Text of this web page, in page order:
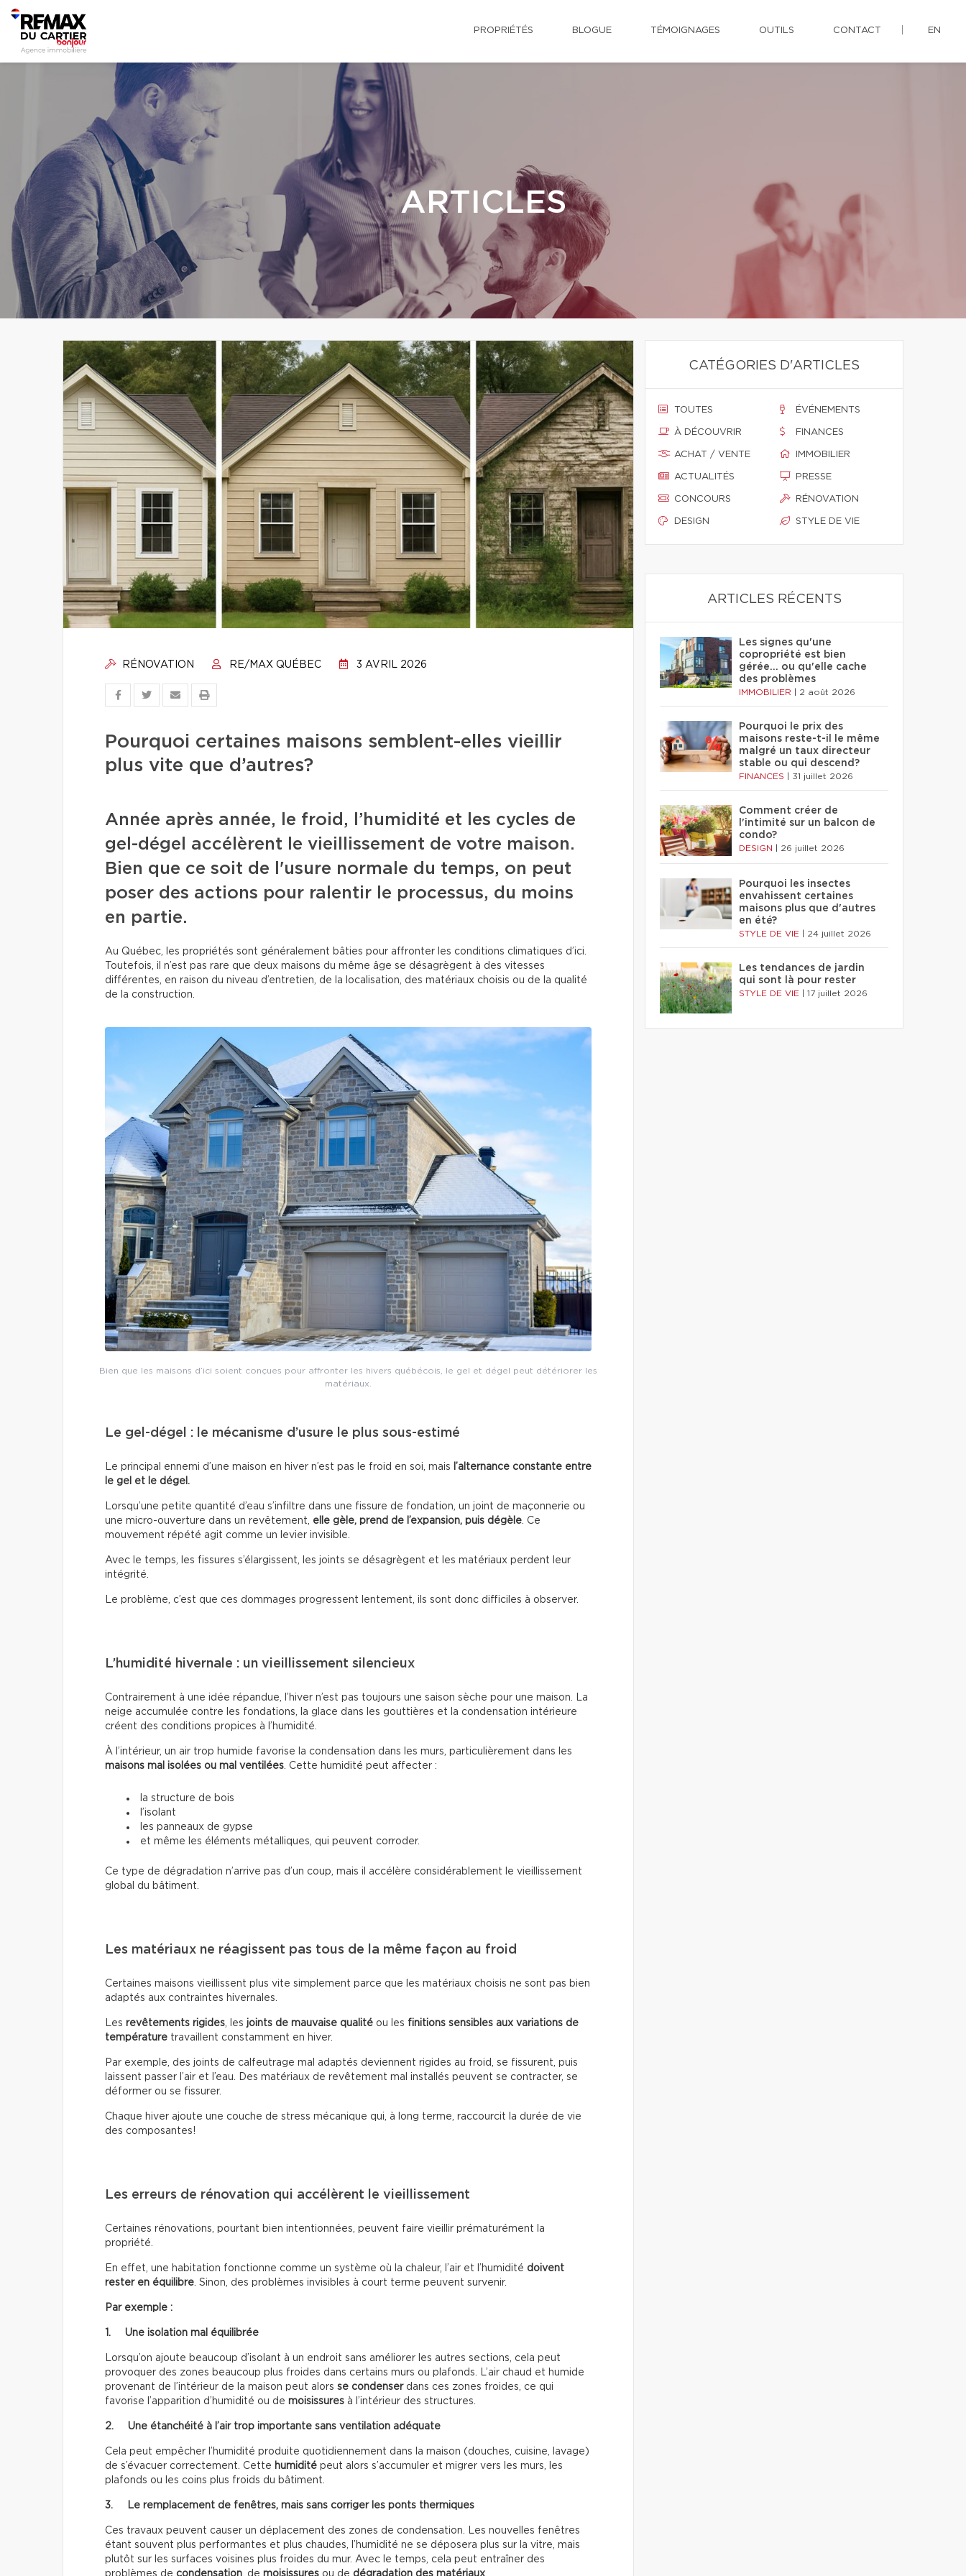
PROPRIÉTÉS BLOGUE TÉMOIGNAGES OUTILS CONTACT EN
ARTICLES
RÉNOVATION RE/MAX QUÉBEC 3 AVRIL 2026
Pourquoi certaines maisons semblent-elles vieillir
plus vite que d’autres?
Année après année, le froid, l’humidité et les cycles de
gel-dégel accélèrent le vieillissement de votre maison.
Bien que ce soit de l'usure normale du temps, on peut
poser des actions pour ralentir le processus, du moins
en partie.
Au Québec, les propriétés sont généralement bâties pour affronter les conditions climatiques d’ici.
Toutefois, il n’est pas rare que deux maisons du même âge se désagrègent à des vitesses
différentes, en raison du niveau d’entretien, de la localisation, des matériaux choisis ou de la qualité
de la construction.
Bien que les maisons d’ici soient conçues pour affronter les hivers québécois, le gel et dégel peut détériorer les
matériaux.
Le gel-dégel : le mécanisme d’usure le plus sous-estimé
Le principal ennemi d’une maison en hiver n’est pas le froid en soi, mais l’alternance constante entre
le gel et le dégel.
Lorsqu’une petite quantité d’eau s’infiltre dans une fissure de fondation, un joint de maçonnerie ou
une micro-ouverture dans un revêtement, elle gèle, prend de l’expansion, puis dégèle. Ce
mouvement répété agit comme un levier invisible.
Avec le temps, les fissures s’élargissent, les joints se désagrègent et les matériaux perdent leur
intégrité.
Le problème, c’est que ces dommages progressent lentement, ils sont donc difficiles à observer.
L’humidité hivernale : un vieillissement silencieux
Contrairement à une idée répandue, l’hiver n’est pas toujours une saison sèche pour une maison. La
neige accumulée contre les fondations, la glace dans les gouttières et la condensation intérieure
créent des conditions propices à l’humidité.
À l’intérieur, un air trop humide favorise la condensation dans les murs, particulièrement dans les
maisons mal isolées ou mal ventilées. Cette humidité peut affecter :
la structure de bois
l’isolant
les panneaux de gypse
et même les éléments métalliques, qui peuvent corroder.
Ce type de dégradation n’arrive pas d’un coup, mais il accélère considérablement le vieillissement
global du bâtiment.
Les matériaux ne réagissent pas tous de la même façon au froid
Certaines maisons vieillissent plus vite simplement parce que les matériaux choisis ne sont pas bien
adaptés aux contraintes hivernales.
Les revêtements rigides, les joints de mauvaise qualité ou les finitions sensibles aux variations de
température travaillent constamment en hiver.
Par exemple, des joints de calfeutrage mal adaptés deviennent rigides au froid, se fissurent, puis
laissent passer l’air et l’eau. Des matériaux de revêtement mal installés peuvent se contracter, se
déformer ou se fissurer.
Chaque hiver ajoute une couche de stress mécanique qui, à long terme, raccourcit la durée de vie
des composantes!
Les erreurs de rénovation qui accélèrent le vieillissement
Certaines rénovations, pourtant bien intentionnées, peuvent faire vieillir prématurément la
propriété.
En effet, une habitation fonctionne comme un système où la chaleur, l’air et l’humidité doivent
rester en équilibre. Sinon, des problèmes invisibles à court terme peuvent survenir.
Par exemple :
1. Une isolation mal équilibrée
Lorsqu’on ajoute beaucoup d’isolant à un endroit sans améliorer les autres sections, cela peut
provoquer des zones beaucoup plus froides dans certains murs ou plafonds. L’air chaud et humide
provenant de l’intérieur de la maison peut alors se condenserdans ces zones froides, ce qui
favorise l’apparition d’humidité ou de moisissures à l’intérieur des structures.
2. Une étanchéité à l’air trop importante sans ventilation adéquate
Cela peut empêcher l’humidité produite quotidiennement dans la maison (douches, cuisine, lavage)
de s’évacuer correctement. Cette humidité peut alors s’accumuler et migrer vers les murs, les
plafonds ou les coins plus froids du bâtiment.
3. Le remplacement de fenêtres, mais sans corriger les ponts thermiques
Ces travaux peuvent causer un déplacement des zones de condensation. Les nouvelles fenêtres
étant souvent plus performantes et plus chaudes, l’humidité ne se déposera plus sur la vitre, mais
plutôt sur les surfaces voisines plus froides du mur. Avec le temps, cela peut entraîner des
problèmes de condensation , de moisissures ou de dégradation des matériaux
CATÉGORIES D'ARTICLES
TOUTES
À DÉCOUVRIR
ACHAT / VENTE
ACTUALITÉS
CONCOURS
DESIGN
ÉVÉNEMENTS
FINANCES
IMMOBILIER
PRESSE
RÉNOVATION
STYLE DE VIE
ARTICLES RÉCENTS
Les signes qu'une
copropriété est bien
gérée… ou qu'elle cache
des problèmes
IMMOBILIER 2 août 2026
Pourquoi le prix des
maisons reste-t-il le même
malgré un taux directeur
stable ou qui descend?
FINANCES 31 juillet 2026
Comment créer de
l'intimité sur un balcon de
condo?
DESIGN 26 juillet 2026
Pourquoi les insectes
envahissent certaines
maisons plus que d'autres
en été?
STYLE DE VIE 24 juillet 2026
Les tendances de jardin
qui sont là pour rester
STYLE DE VIE 17 juillet 2026